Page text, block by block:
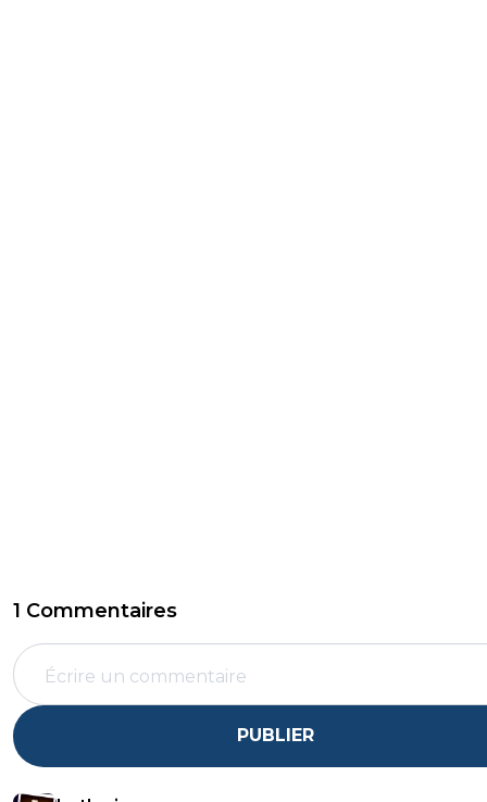
1 Commentaires
PUBLIER